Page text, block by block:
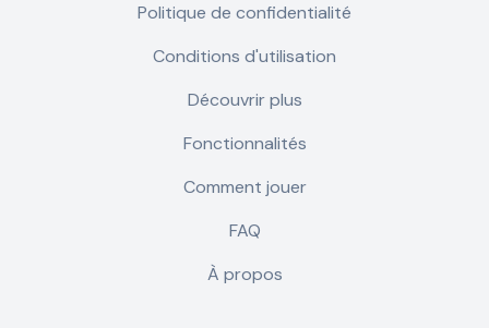
Politique de confidentialité
Conditions d'utilisation
Découvrir plus
Fonctionnalités
Comment jouer
FAQ
À propos